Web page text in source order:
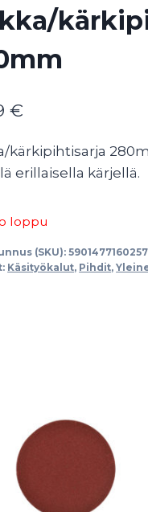
€
kärkipihtisarja
erillaisella kärjellä.
loppu
(SKU):5901477160257
Käsityökalut, Pihdit,